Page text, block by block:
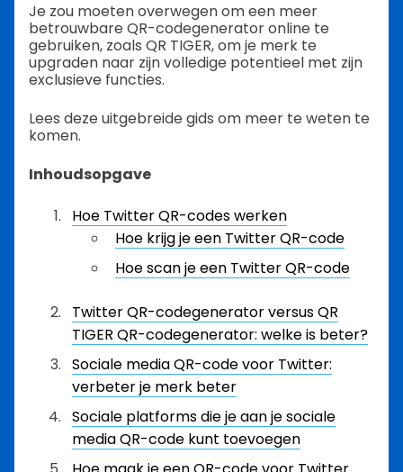
Je zou moeten overwegen om een meer
betrouwbare QR-codegenerator online te
gebruiken, zoals QR TIGER, om je merk te
upgraden naar zijn volledige potentieel met zijn
exclusieve functies.
Lees deze uitgebreide gids om meer te weten te
komen.
Inhoudsopgave
Hoe Twitter QR-codes werken
Hoe krijg je een Twitter QR-code
Hoe scan je een Twitter QR-code
Twitter QR-codegenerator versus QR
TIGER QR-codegenerator: welke is beter?
Sociale media QR-code voor Twitter:
verbeter je merk beter
Sociale platforms die je aan je sociale
media QR-code kunt toevoegen